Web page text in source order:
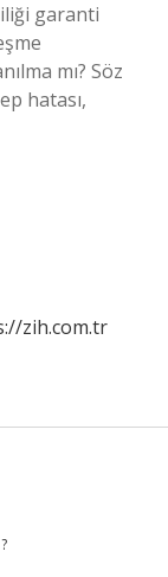
garanti
mı? Söz
hatası,
zih.com.tr